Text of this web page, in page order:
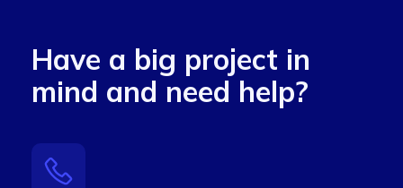
Have a big project in
mind and need help?